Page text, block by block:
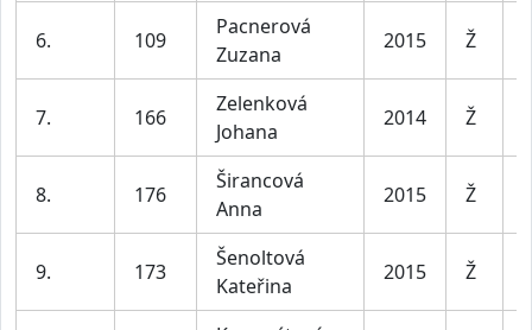
6. 109
Pacnerová
Zuzana
2015 Ž
7. 166
Zelenková
Johana
2014 Ž
8. 176
Širancová
Anna
2015 Ž
9. 173
Šenoltová
Kateřina
2015 Ž